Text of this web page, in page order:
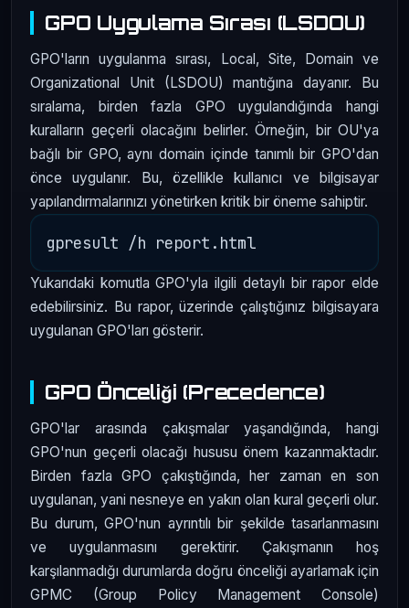
GPO Uygulama Sırası (LSDOU)
GPO'ların uygulanma sırası, Local, Site, Domain ve
Organizational Unit (LSDOU) mantığına dayanır. Bu
sıralama, birden fazla GPO uygulandığında hangi
kuralların geçerli olacağını belirler. Örneğin, bir OU'ya
bağlı bir GPO, aynı domain içinde tanımlı bir GPO'dan
önce uygulanır. Bu, özellikle kullanıcı ve bilgisayar
yapılandırmalarınızı yönetirken kritik bir öneme sahiptir.
Yukarıdaki komutla GPO'yla ilgili detaylı bir rapor elde
edebilirsiniz. Bu rapor, üzerinde çalıştığınız bilgisayara
uygulanan GPO'ları gösterir.
GPO Önceliği (Precedence)
GPO'lar arasında çakışmalar yaşandığında, hangi
GPO'nun geçerli olacağı hususu önem kazanmaktadır.
Birden fazla GPO çakıştığında, her zaman en son
uygulanan, yani nesneye en yakın olan kural geçerli olur.
Bu durum, GPO'nun ayrıntılı bir şekilde tasarlanmasını
ve uygulanmasını gerektirir. Çakışmanın hoş
karşılanmadığı durumlarda doğru önceliği ayarlamak için
GPMC (Group Policy Management Console)